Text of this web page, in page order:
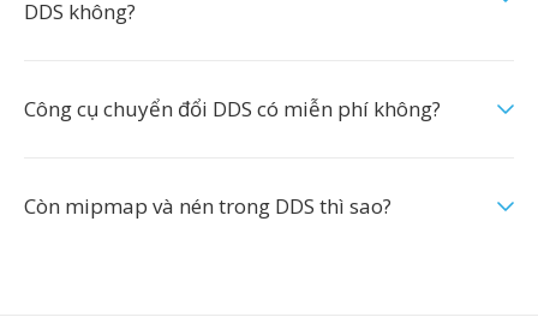
DDS không?
Công cụ chuyển đổi DDS có miễn phí không?
Còn mipmap và nén trong DDS thì sao?